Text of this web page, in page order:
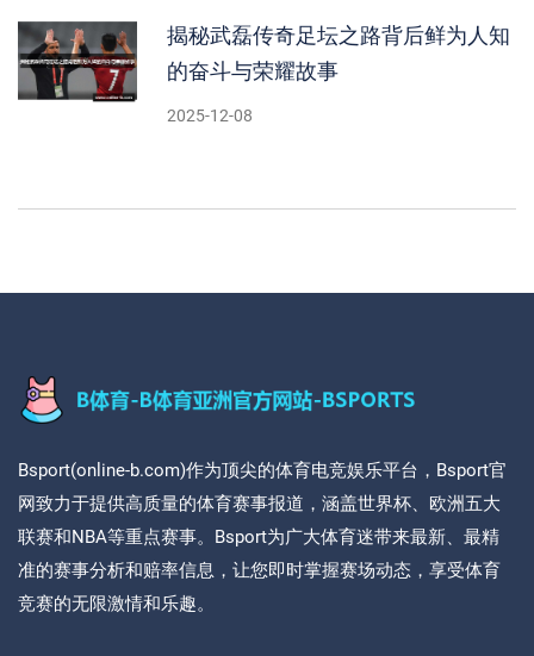
揭秘武磊传奇足坛之路背后鲜为人知
的奋斗与荣耀故事
2025-12-08
Bsport(online-b.com)作为顶尖的体育电竞娱乐平台，Bsport官
网致力于提供高质量的体育赛事报道，涵盖世界杯、欧洲五大
联赛和NBA等重点赛事。Bsport为广大体育迷带来最新、最精
准的赛事分析和赔率信息，让您即时掌握赛场动态，享受体育
竞赛的无限激情和乐趣。